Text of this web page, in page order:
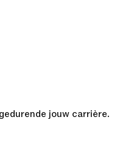
jouw carrière.